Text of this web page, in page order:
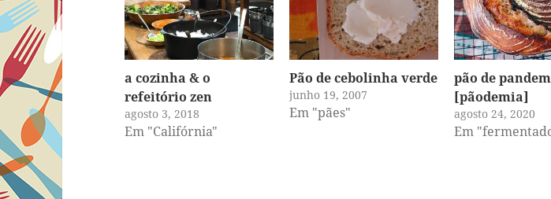
a cozinha & o
refeitório zen
agosto 3, 2018
Em "Califórnia"
Pão de cebolinha verde
junho 19, 2007
Em "pães"
pão de
[pãodemia]
agosto 24, 2020
Em